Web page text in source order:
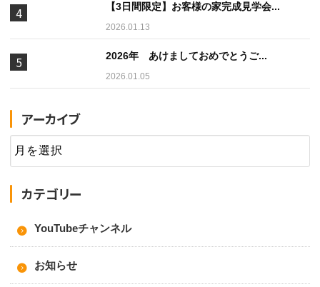
【3日間限定】お客様の家完成見学会...
2026.01.13
2026年 あけましておめでとうご...
2026.01.05
アーカイブ
カテゴリー
YouTubeチャンネル
お知らせ